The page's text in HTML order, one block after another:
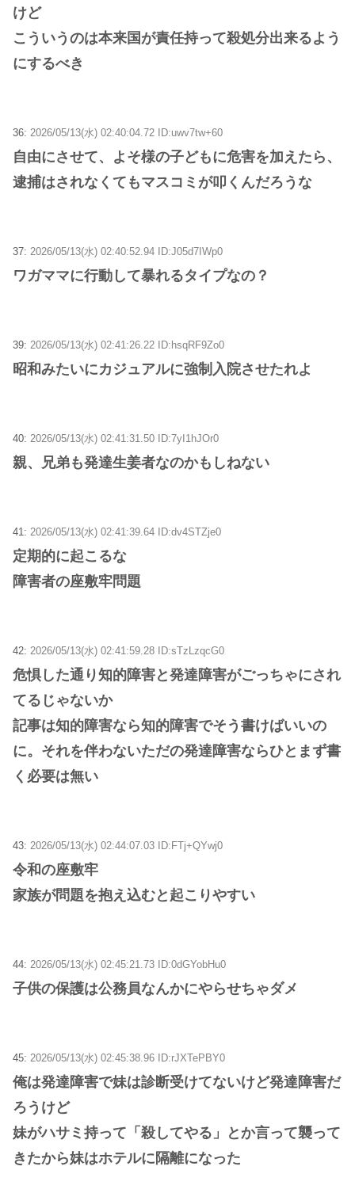
けど
こういうのは本来国が責任持って殺処分出来るよう
にするべき
36: 2026/05/13(水) 02:40:04.72 ID:uwv7tw+60
自由にさせて、よそ様の子どもに危害を加えたら、
逮捕はされなくてもマスコミが叩くんだろうな
37: 2026/05/13(水) 02:40:52.94 ID:J05d7IWp0
ワガママに行動して暴れるタイプなの？
39: 2026/05/13(水) 02:41:26.22 ID:hsqRF9Zo0
昭和みたいにカジュアルに強制入院させたれよ
40: 2026/05/13(水) 02:41:31.50 ID:7yI1hJOr0
親、兄弟も発達生姜者なのかもしねない
41: 2026/05/13(水) 02:41:39.64 ID:dv4STZje0
定期的に起こるな
障害者の座敷牢問題
42: 2026/05/13(水) 02:41:59.28 ID:sTzLzqcG0
危惧した通り知的障害と発達障害がごっちゃにされ
てるじゃないか
記事は知的障害なら知的障害でそう書けばいいの
に。それを伴わないただの発達障害ならひとまず書
く必要は無い
43: 2026/05/13(水) 02:44:07.03 ID:FTj+QYwj0
令和の座敷牢
家族が問題を抱え込むと起こりやすい
44: 2026/05/13(水) 02:45:21.73 ID:0dGYobHu0
子供の保護は公務員なんかにやらせちゃダメ
45: 2026/05/13(水) 02:45:38.96 ID:rJXTePBY0
俺は発達障害で妹は診断受けてないけど発達障害だ
ろうけど
妹がハサミ持って「殺してやる」とか言って襲って
きたから妹はホテルに隔離になった